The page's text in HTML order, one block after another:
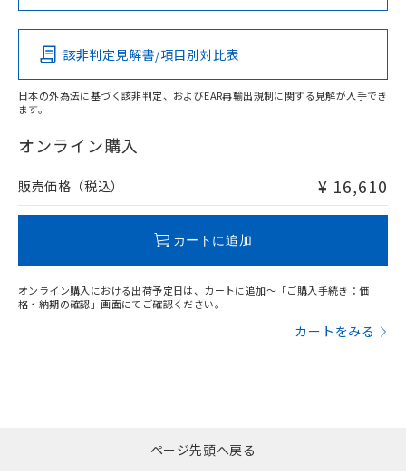
Pb Hg Cd Cr(VI)
O
在庫等で未対応品が混在する可能性があります。
問い合わせください。
この製品の規格認証/適合状況ページへ
その他の認証はこちらのページからご検索ください
該非判定見解書/項目別対比表
日本の外為法に基づく該非判定、およびEAR再輸出規制に関する見解が入手でき
ます。
オンライン購入
販売価格（税込） ¥ 16,610
カートに追加
オンライン購入における出荷予定日は、カートに追加～「ご購入手続き：価
格・納期の確認」画面にてご確認ください。
カートをみる
ページ先頭へ戻る